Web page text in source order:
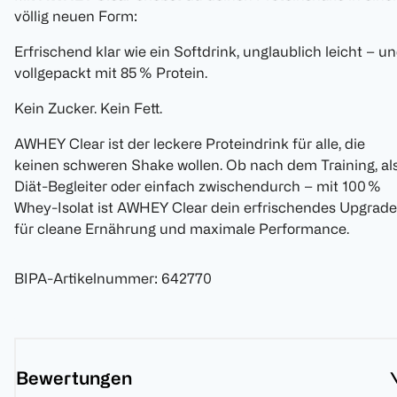
völlig neuen Form:
Erfrischend klar wie ein Softdrink, unglaublich leicht –
vollgepackt mit 85 % Protein.
Kein Zucker. Kein Fett.
AWHEY Clear ist der leckere Proteindrink für alle, die
keinen schweren Shake wollen. Ob nach dem Training,
Diät-Begleiter oder einfach zwischendurch – mit 100 %
Whey-Isolat ist AWHEY Clear dein erfrischendes Upgrade
für cleane Ernährung und maximale Performance.
BIPA-Artikelnummer: 642770
Bewertungen